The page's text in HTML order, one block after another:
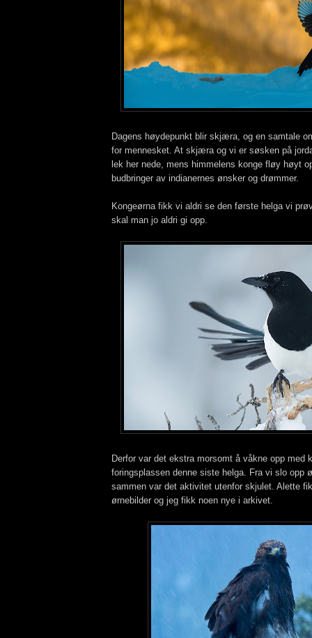
Dagens høydepunkt blir skjæra, og en samtale
for mennesket. At skjæra og vi er søsken på
lek her nede, mens himmelens konge fløy høyt
budbringer av indianernes ønsker og drømmer.
Kongeørna fikk vi aldri se den første helga vi
skal man jo aldri gi opp.
Derfor var det ekstra morsomt å våkne opp med
foringsplassen denne siste helga. Fra vi slo opp
sammen var det aktivitet utenfor skjulet. Alette
ørnebilder og jeg fikk noen nye i arkivet.